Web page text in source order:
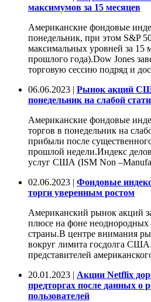
максимумов за 15 месяцев
Американские фондовые
понедельник, при этом S&P
максимальных уровней за 15
прошлого года).Dow Jones
торговую сессию подряд и
06.06.2023 | Рынок акций
понедельник на слабой
Американские фондовые
торгов в понедельник на
прибыли после
прошлой недели.Индекс
услуг США (ISM Non
02.06.2023 | Фондовые
торги уверенным ростом
Американский рынок акций
плюсе на фоне неоднородных
страны.В центре внимания
вокруг лимита госдолга
представителей
20.01.2023 | Акции Netflix
предторгах после данных о
пользователей